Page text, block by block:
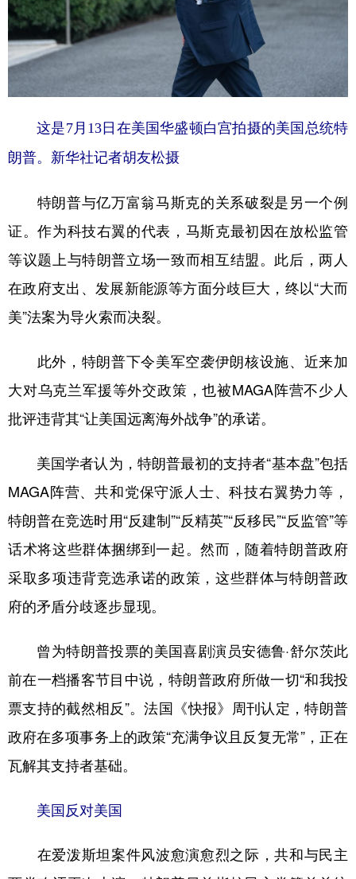
这是7月13日在美国华盛顿白宫拍摄的美国总统特
朗普。新华社记者胡友松摄
特朗普与亿万富翁马斯克的关系破裂是另一个例
证。作为科技右翼的代表，马斯克最初因在放松监管
等议题上与特朗普立场一致而相互结盟。此后，两人
在政府支出、发展新能源等方面分歧巨大，终以“大而
美”法案为导火索而决裂。
此外，特朗普下令美军空袭伊朗核设施、近来加
大对乌克兰军援等外交政策，也被MAGA阵营不少人
批评违背其“让美国远离海外战争”的承诺。
美国学者认为，特朗普最初的支持者“基本盘”包括
MAGA阵营、共和党保守派人士、科技右翼势力等，
特朗普在竞选时用“反建制”“反精英”“反移民”“反监管”等
话术将这些群体捆绑到一起。然而，随着特朗普政府
采取多项违背竞选承诺的政策，这些群体与特朗普政
府的矛盾分歧逐步显现。
曾为特朗普投票的美国喜剧演员安德鲁·舒尔茨此
前在一档播客节目中说，特朗普政府所做一切“和我投
票支持的截然相反”。法国《快报》周刊认定，特朗普
政府在多项事务上的政策“充满争议且反复无常”，正在
瓦解其支持者基础。
美国反对美国
在爱泼斯坦案件风波愈演愈烈之际，共和与民主